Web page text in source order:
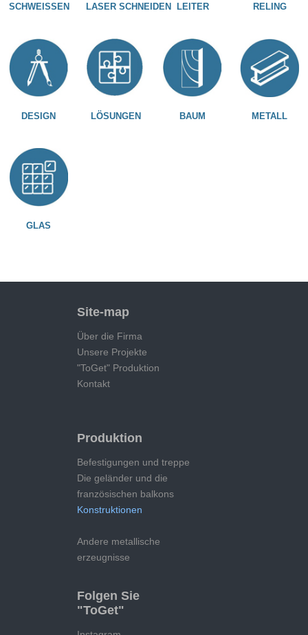
SCHWEISSEN LASER SCHNEIDEN LEITER RELING
DESIGN LÖSUNGEN BAUM METALL
GLAS
Site-map
Über die Firma
Unsere Projekte
"ToGet" Produktion
Kontakt
Produktion
Befestigungen und treppe
Die geländer und die
französischen balkons
Konstruktionen
Andere metallische
erzeugnisse
Folgen Sie
"ToGet"